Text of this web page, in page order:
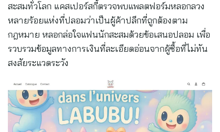
สะสมทั่วโลก แคสเปอร์สกี้ตรวจพบแพลตฟอร์มหลอกลวง
หลายร้อยแห่งที่ปลอมว่าเป็นผู้ค้าปลีกที่ถูกต้องตาม
กฎหมาย หลอกล่อใจแฟนนักสะสมด้วยข้อเสนอปลอม เพื่อ
รวบรวมข้อมูลทางการเงินที่ละเอียดอ่อนจากผู้ซื้อที่ไม่ทัน
สงสัยระแวดระวัง